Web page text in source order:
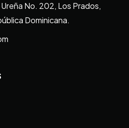
No. 202, Los Prados,
Dominicana.